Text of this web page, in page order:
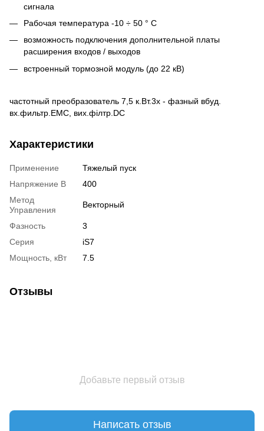
сигнала
Рабочая температура -10 ÷ 50 ° С
возможность подключения дополнительной платы
расширения входов / выходов
встроенный тормозной модуль (до 22 кВ)
частотный преобразователь 7,5 к.Вт.3x - фазный вбуд.
вх.фильтр.EMC, вих.філтр.DC
Характеристики
Применение
Тяжелый пуск
Напряжение В
400
Метод
Управления
Векторный
Фазность
3
Серия
iS7
Мощность, кВт
7.5
Отзывы
Добавьте первый отзыв
Написать отзыв